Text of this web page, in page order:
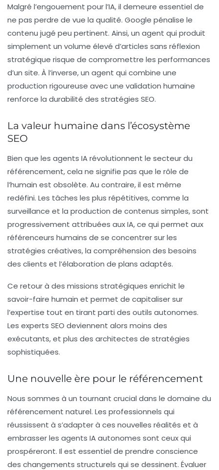
Malgré l’engouement pour l’IA, il demeure essentiel de
ne pas perdre de vue la qualité. Google pénalise le
contenu jugé peu pertinent. Ainsi, un agent qui produit
simplement un volume élevé d’articles sans réflexion
stratégique risque de compromettre les performances
d’un site. À l’inverse, un agent qui combine une
production rigoureuse avec une validation humaine
renforce la durabilité des stratégies SEO.
La valeur humaine dans l’écosystème
SEO
Bien que les agents IA révolutionnent le secteur du
référencement, cela ne signifie pas que le rôle de
l’humain est obsolète. Au contraire, il est même
redéfini. Les tâches les plus répétitives, comme la
surveillance et la production de contenus simples, sont
progressivement attribuées aux IA, ce qui permet aux
référenceurs humains de se concentrer sur les
stratégies créatives, la compréhension des besoins
des clients et l’élaboration de plans adaptés.
Ce retour à des missions stratégiques enrichit le
savoir-faire humain et permet de capitaliser sur
l’expertise tout en tirant parti des outils autonomes.
Les experts SEO deviennent alors moins des
exécutants, et plus des architectes de stratégies
sophistiquées.
Une nouvelle ère pour le référencement
Nous sommes à un tournant crucial dans le domaine du
référencement naturel. Les professionnels qui
réussissent à s’adapter à ces nouvelles réalités et à
embrasser les agents IA autonomes sont ceux qui
prospéreront. Il est essentiel de prendre conscience
des changements structurels qui se dessinent. Évaluer